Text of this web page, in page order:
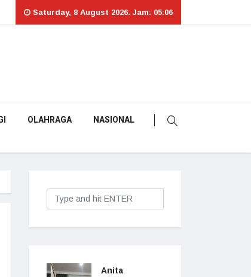
Saturday, 8 August 2026. Jam: 05:06
OLAHRAGA NASIONAL
Anita